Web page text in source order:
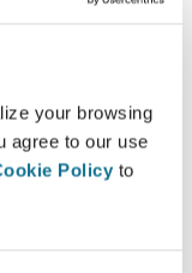
your browsing
agree to our use
Policy to